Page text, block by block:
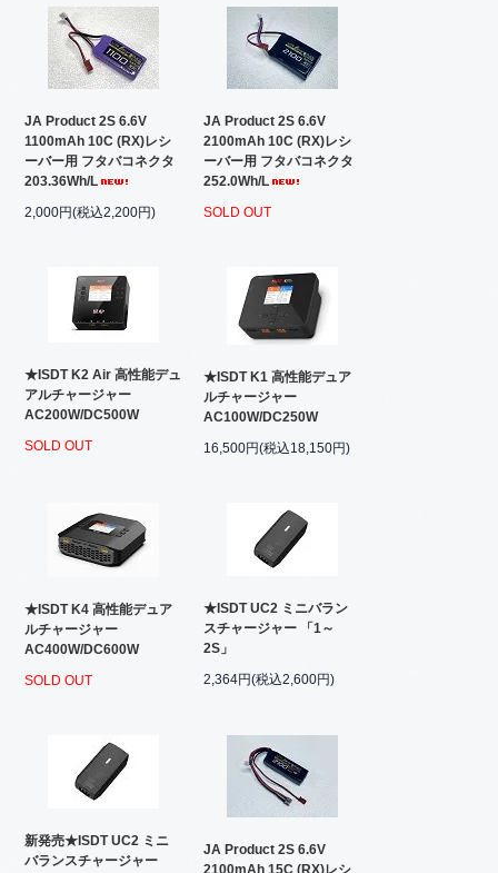
JA Product 2S 6.6V
1100mAh 10C (RX)レシ
ーバー用 フタバコネクタ
203.36Wh/L
2,000円(税込2,200円)
JA Product 2S 6.6V
2100mAh 10C (RX)レシ
ーバー用 フタバコネクタ
252.0Wh/L
SOLD OUT
★ISDT K2 Air 高性能デュ
アルチャージャー
AC200W/DC500W
SOLD OUT
★ISDT K1 高性能デュア
ルチャージャー
AC100W/DC250W
16,500円(税込18,150円)
★ISDT K4 高性能デュア
ルチャージャー
AC400W/DC600W
SOLD OUT
★ISDT UC2 ミニバラン
スチャージャー 「1～
2S」
2,364円(税込2,600円)
新発売★ISDT UC2 ミニ
バランスチャージャー
JA Product 2S 6.6V
2100mAh 15C (RX)レシ